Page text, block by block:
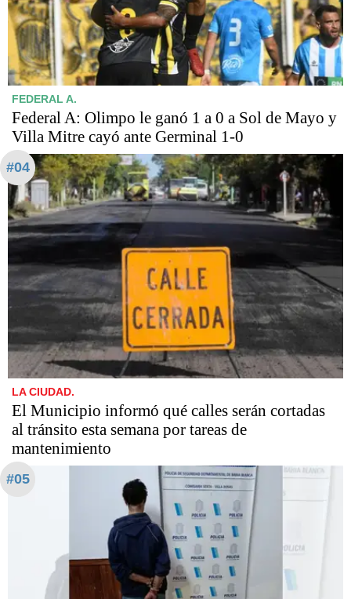
FEDERAL A.
Federal A: Olimpo le ganó 1 a 0 a Sol de Mayo y
Villa Mitre cayó ante Germinal 1-0
#04
LA CIUDAD.
El Municipio informó qué calles serán cortadas
al tránsito esta semana por tareas de
mantenimiento
#05